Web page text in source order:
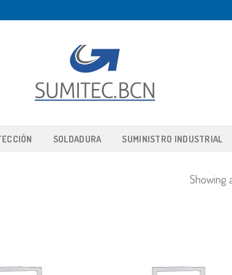
SOLDADURA SUMINISTRO INDUSTRIAL
Showing